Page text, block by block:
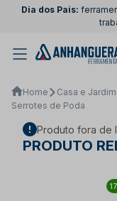
Dia dos Pais:
Home Casa e Jardim
Serrotes de Poda
Produto fora de
PRODUTO